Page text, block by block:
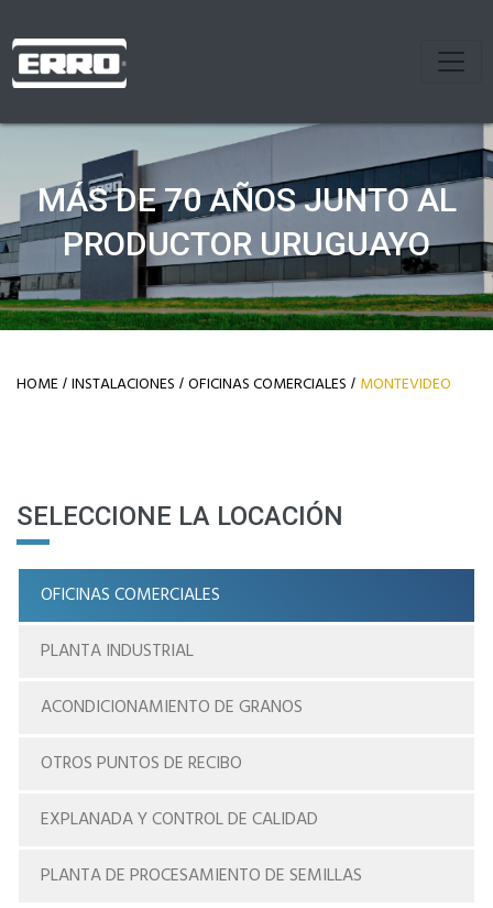
MÁS DE 70 AÑOS JUNTO AL
PRODUCTOR URUGUAYO
HOME / INSTALACIONES / OFICINAS COMERCIALES / MONTEVIDEO
SELECCIONE LA LOCACIÓN
OFICINAS COMERCIALES
PLANTA INDUSTRIAL
ACONDICIONAMIENTO DE GRANOS
OTROS PUNTOS DE RECIBO
EXPLANADA Y CONTROL DE CALIDAD
PLANTA DE PROCESAMIENTO DE SEMILLAS